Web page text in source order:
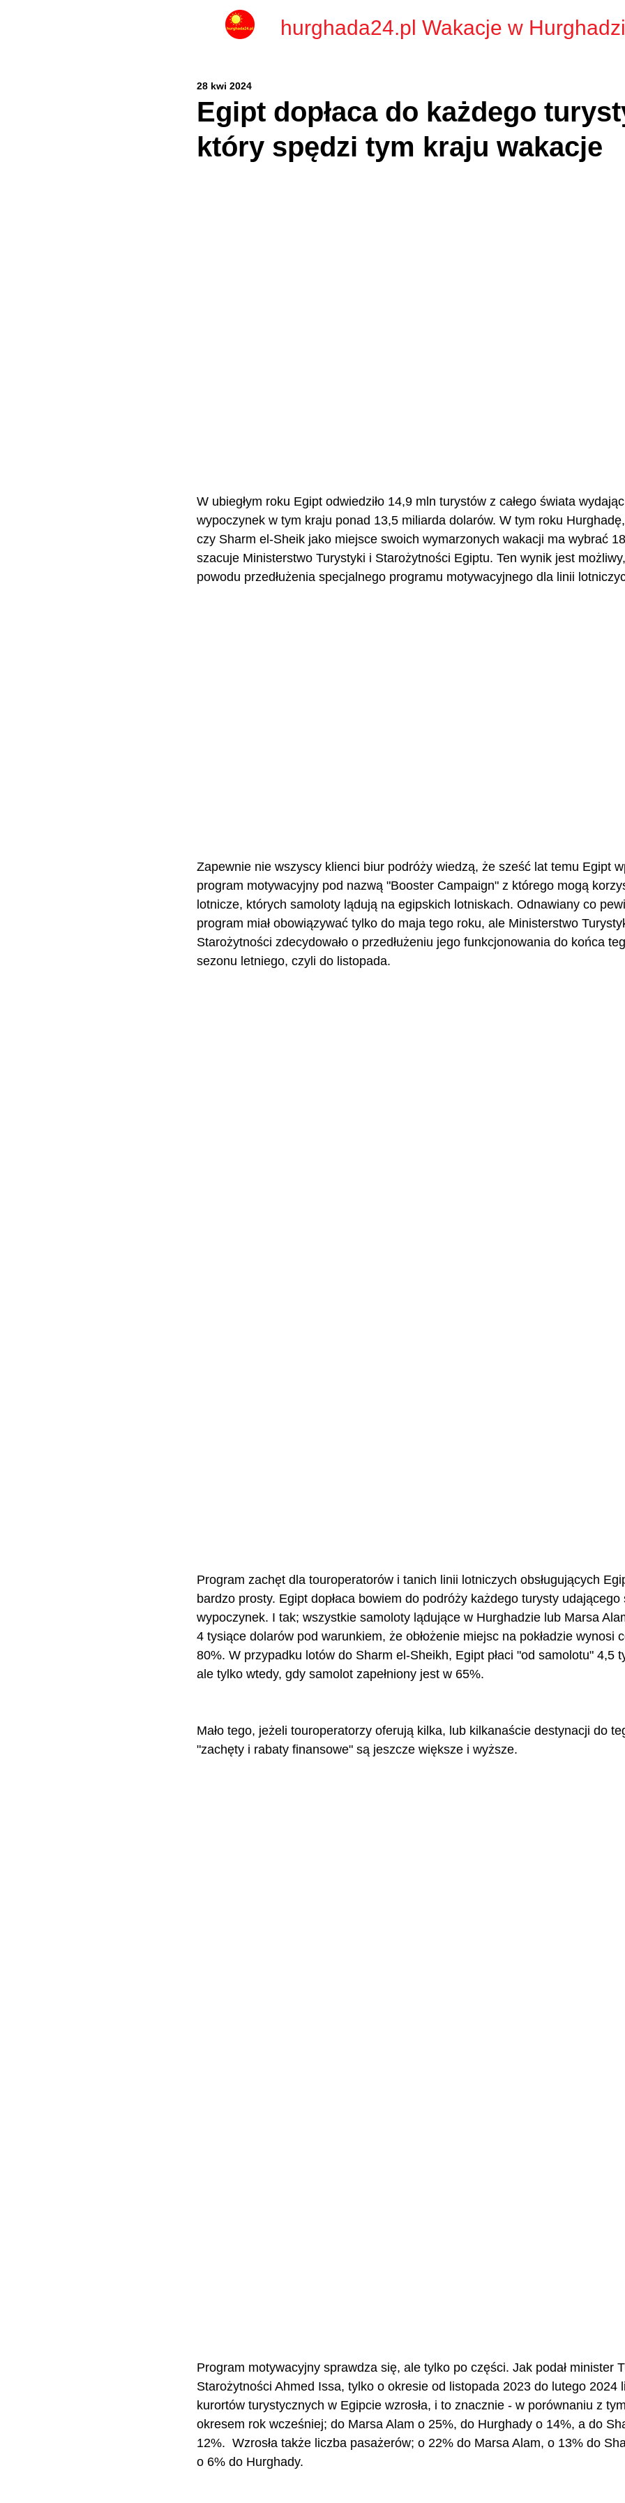
hurghada24.pl Wakacje w
Egipt dopłaca do każdego
który spędzi tym kraju wakacje
28 kwi 2024
W ubiegłym roku Egipt odwiedziło 14,9 mln turystów z całego świata
wypoczynek w tym kraju ponad 13,5 miliarda dolarów. W tym roku
czy Sharm el-Sheik jako miejsce swoich wymarzonych wakacji ma wybrać
szacuje Ministerstwo Turystyki i Starożytności Egiptu. Ten wynik jest
powodu przedłużenia specjalnego programu motywacyjnego dla linii
Zapewnie nie wszyscy klienci biur podróży wiedzą, że sześć lat temu Egipt
program motywacyjny pod nazwą "Booster Campaign" z którego mogą
lotnicze, których samoloty lądują na egipskich lotniskach. Odnawiany co
program miał obowiązywać tylko do maja tego roku, ale Ministerstwo
Starożytności zdecydowało o przedłużeniu jego funkcjonowania do końca
sezonu letniego, czyli do listopada.
Program zachęt dla touroperatorów i tanich linii lotniczych obsługujących
bardzo prosty. Egipt dopłaca bowiem do podróży każdego turysty udającego
wypoczynek. I tak; wszystkie samoloty lądujące w Hurghadzie lub Marsa
4 tysiące dolarów pod warunkiem, że obłożenie miejsc na pokładzie wynosi
80%. W przypadku lotów do Sharm el-Sheikh, Egipt płaci "od samolotu" 4,5
ale tylko wtedy, gdy samolot zapełniony jest w 65%.
Mało tego, jeżeli touroperatorzy oferują kilka, lub kilkanaście destynacji do
"zachęty i rabaty finansowe" są jeszcze większe i wyższe.
Program motywacyjny sprawdza się, ale tylko po części. Jak podał minister
Starożytności Ahmed Issa, tylko o okresie od listopada 2023 do lutego 2024
kurortów turystycznych w Egipcie wzrosła, i to znacznie - w porównaniu z
okresem rok wcześniej; do Marsa Alam o 25%, do Hurghady o 14%, a do
12%.  Wzrosła także liczba pasażerów; o 22% do Marsa Alam, o 13% do
o 6% do Hurghady.